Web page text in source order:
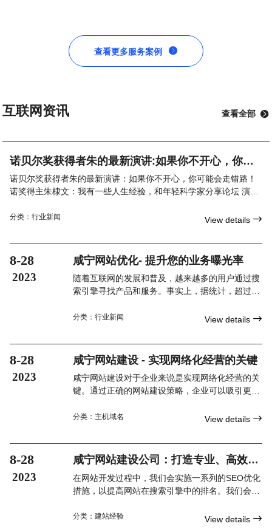
查看更多服务案例 
互联网资讯 查看全部 
诺贝尔奖获得者朱的最新演讲:如果你不开心，你可
能会走错路！
诺贝尔奖获得者朱的最新演讲：如果你不开心，你可能会走错路！
诺奖得主朱棣文：我有一些人生经验，和年轻科学家分享论坛 演讲
分类： 行业新闻 View details 
8-28
2023
咸宁网站优化- 提升您的业务曝光率
随着互联网的发展和普及，越来越多的用户通过搜
索引擎寻找产品和服务。事实上，据统计，超过
的。因此，通过进行咸宁网站优化，您可以将您的
并提高转化率。
分类： 行业新闻 View details 
8-28
2023
咸宁网站建设 - 实现网络化经营的关键
咸宁网站建设对于企业来说是实现网络化经营的关
键。通过正确的网站建设策略，企业可以吸引更多
标、了解目标受众的需求、设计优秀的界面和内容
选择一个合适的咸宁网站建设公司，并定期更新网
站内容，也是保持网站的活跃和搜索引擎排名的关
键。通过咸宁网站建设，企业将为自己打开更广阔
的网络经营前景。
分类： 主机域名 View details 
8-28
2023
咸宁网站建设公司：打造专业、高效的
网站开发服务
在网站开发过程中，我们会实施一系列的SEO优化
措施，以提高网站在搜索引擎中的排名。我们会针
性，使您的网站能够更好地被搜索引擎收录。
分类： 建站经验 View details 